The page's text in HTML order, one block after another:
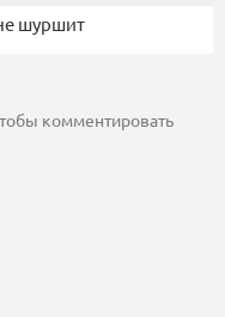
шуршит
комментировать